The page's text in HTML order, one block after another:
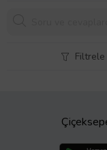
Filtrele